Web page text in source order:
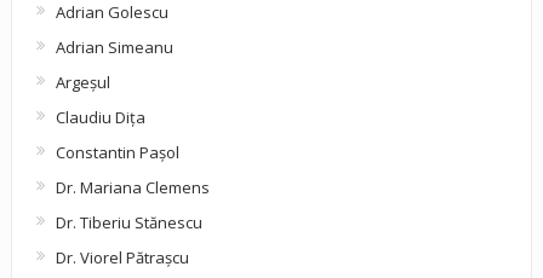
Adrian Golescu
Adrian Simeanu
Argeşul
Claudiu Diţa
Constantin Pașol
Dr. Mariana Clemens
Dr. Tiberiu Stănescu
Dr. Viorel Pătraşcu